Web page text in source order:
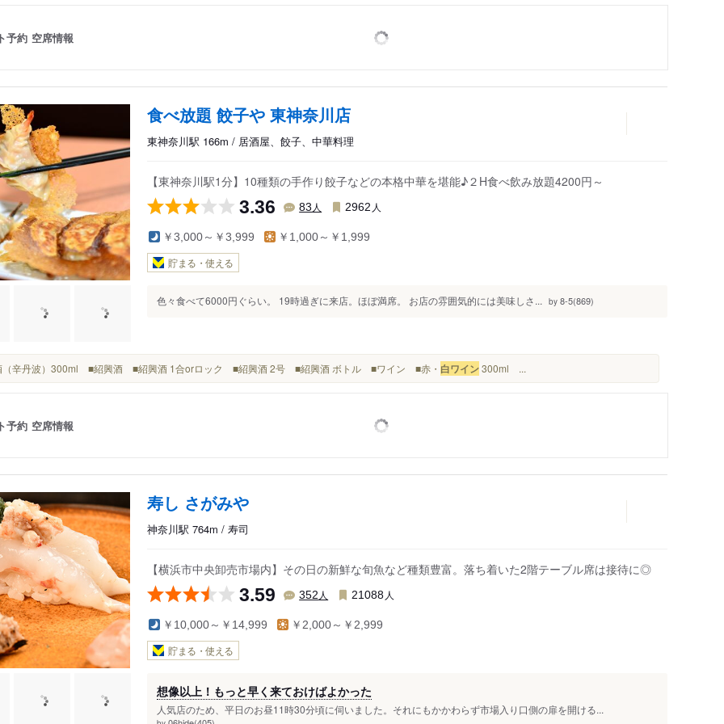
予約 空席情報
食べ放題 餃子や 東神奈川店
東神奈川駅 166m / 居酒屋、餃子、中華料理
【東神奈川駅1分】10種類の手作り餃子などの本格中華を堪能♪２H食べ飲み放題4200円～
3.36 83 人 2962 人
￥3,000～￥3,999 ￥1,000～￥1,999
貯まる・使える
色々食べて6000円ぐらい。 19時過ぎに来店。ほぼ満席。 お店の雰囲気的には美味しさ... by 8-5(869)
（辛丹波）300ml ■紹興酒 ■紹興酒 1合orロック ■紹興酒 2号 ■紹興酒 ボトル ■ワイン ■赤・ 白ワイン300ml ...
予約 空席情報
寿し さがみや
神奈川駅 764m / 寿司
【横浜市中央卸売市場内】その日の新鮮な旬魚など種類豊富。落ち着いた2階テーブル席は接待に◎
3.59 352 人 21088人
￥10,000～￥14,999 ￥2,000～￥2,999
貯まる・使える
想像以上！もっと早く来ておけばよかった
人気店のため、平日のお昼11時30分頃に伺いました。それにもかかわらず市場入り口側の扉を開ける...